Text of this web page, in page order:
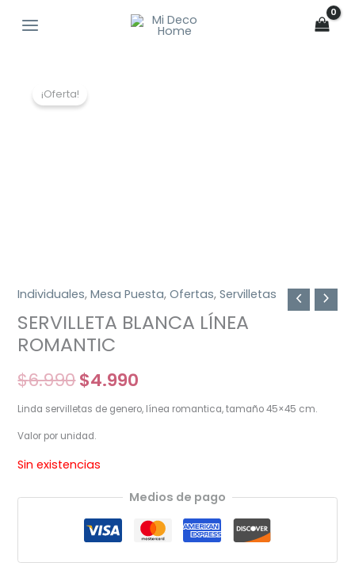
¡Oferta!
Individuales,Mesa Puesta,Ofertas,Servilletas
SERVILLETA BLANCA LÍNEA
ROMANTIC
$6.990
precio
$4.990
Linda servilletas de genero, línea romantica, tamaño 45×45 cm.
Valor por unidad.
Sin existencias
Medios de pago